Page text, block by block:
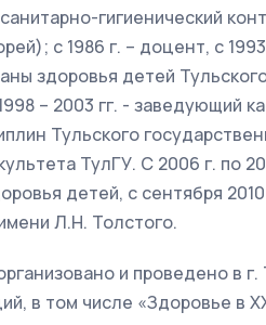
гигиенический
с 1986 г. – доцент, с
здоровья детей
– 2003 гг. - заведующий
Тульского
ТулГУ. С 2006 г. по
детей, с сентября
Л.Н. Толстого.
и проведено в
в том числе «Здоровье в